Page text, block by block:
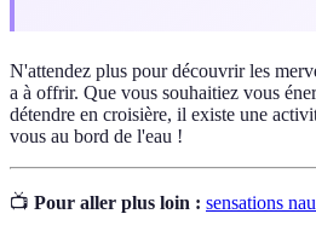
N'attendez plus pour découvrir les
a à offrir. Que vous souhaitiez vous
détendre en croisière, il existe une
vous au bord de l'eau !
📺 Pour aller plus loin : sensations